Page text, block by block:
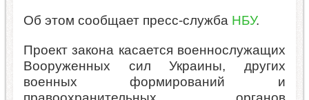
Об этом сообщает пресс-служба НБУ.
Проект закона касается военнослужащих
Вооруженных сил Украины, других
военных формирований и